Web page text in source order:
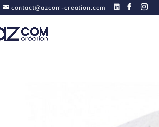
contact@azcom-creation.com